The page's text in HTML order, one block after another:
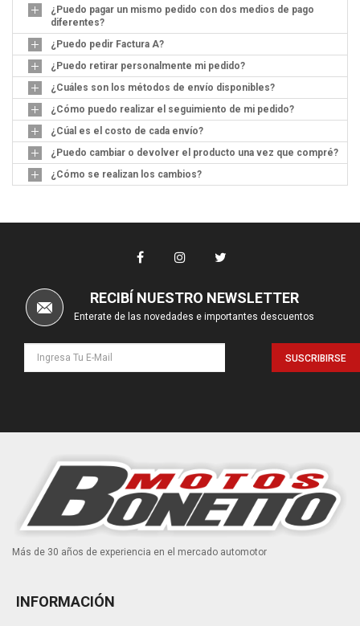
¿Puedo pagar un mismo pedido con dos medios de pago
diferentes?
¿Puedo pedir Factura A?
¿Puedo retirar personalmente mi pedido?
¿Cuáles son los métodos de envío disponibles?
¿Cómo puedo realizar el seguimiento de mi pedido?
¿Cúal es el costo de cada envío?
¿Puedo cambiar o devolver el producto una vez que compré?
¿Cómo se realizan los cambios?
RECIBÍ NUESTRO NEWSLETTER
Enterate de las novedades e importantes descuentos
SUSCRIBIRSE
Más de 30 años de experiencia en el mercado automotor
INFORMACIÓN